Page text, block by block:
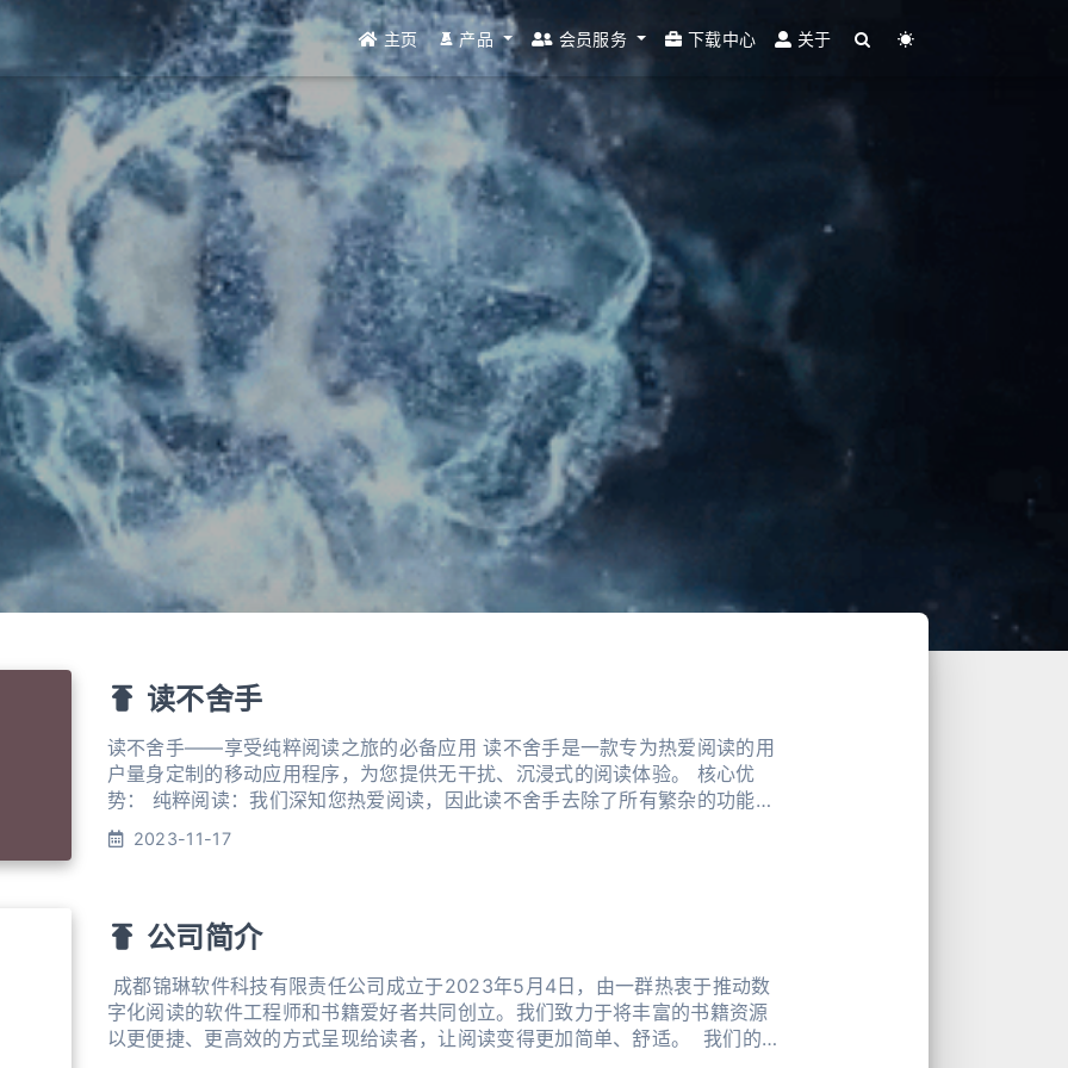
主页 产品 会员服务 下载中心 关于
读不舍手
读不舍手——享受纯粹阅读之旅的必备应用 读不舍手是一款专为热爱阅读的用
户量身定制的移动应用程序，为您提供无干扰、沉浸式的阅读体验。 核心优
势： 纯粹阅读：我们深知您热爱阅读，因此读不舍手去除了所有繁杂的功能，
只为您提供专注的阅读空间，让您远离喧嚣，沉浸在书海中。 丰富书籍资源：
不仅内置了TXT格式书籍的阅读器，而且我们将不断丰富书籍资源，包括
2023-11-17
公司简介
​ 成都锦琳软件科技有限责任公司成立于2023年5月4日，由一群热衷于推动数
字化阅读的软件工程师和书籍爱好者共同创立。我们致力于将丰富的书籍资源
以更便捷、更高效的方式呈现给读者，让阅读变得更加简单、舒适。 ​ 我们的主